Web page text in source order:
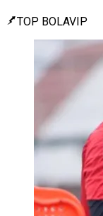
TOP BOLAVIP